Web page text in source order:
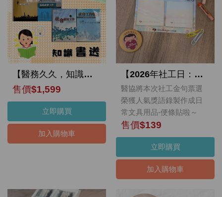
【醫務久久，知識書送】捐款贈書活動
售價$1,599
立即購買
加入購物車
【2026年社工日：親聲絮語：心貼心的距離✨】醫務社工語錄便條貼
醫協將本次社工金句票選
榮獲人氣獎語錄製作成日
常文具用品-便條貼啦～
售價$139
立即購買
加入購物車